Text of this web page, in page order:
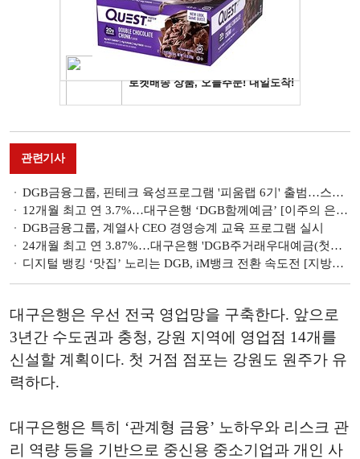
관련기사
DGB금융그룹, 핀테크 육성프로그램 '피움랩 6기' 출범…스타트업 혁신 DNA 이식
12개월 최고 연 3.7%…대구은행 ‘DGB함께예금’ [이주의 은행 예금금리-5월 4주]
DGB금융그룹, 계열사 CEO 경영승계 교육 프로그램 실시
24개월 최고 연 3.87%…대구은행 'DGB주거래우대예금(첫만남고객형)' [이주의 은행 예금금리-5월 3주]
디지털 뱅킹 ‘맛집’ 노리는 DGB, iM뱅크 전환 속도전 [지방금융 디지털 홀로서기 (2)]
대구은행은 우선 전국 영업망을 구축한다. 앞으로
3년간 수도권과 충청, 강원 지역에 영업점 14개를
신설할 계획이다. 첫 거점 점포는 강원도 원주가 유
력하다.
대구은행은 특히 ‘관계형 금융’ 노하우와 리스크 관
리 역량 등을 기반으로 중신용 중소기업과 개인 사